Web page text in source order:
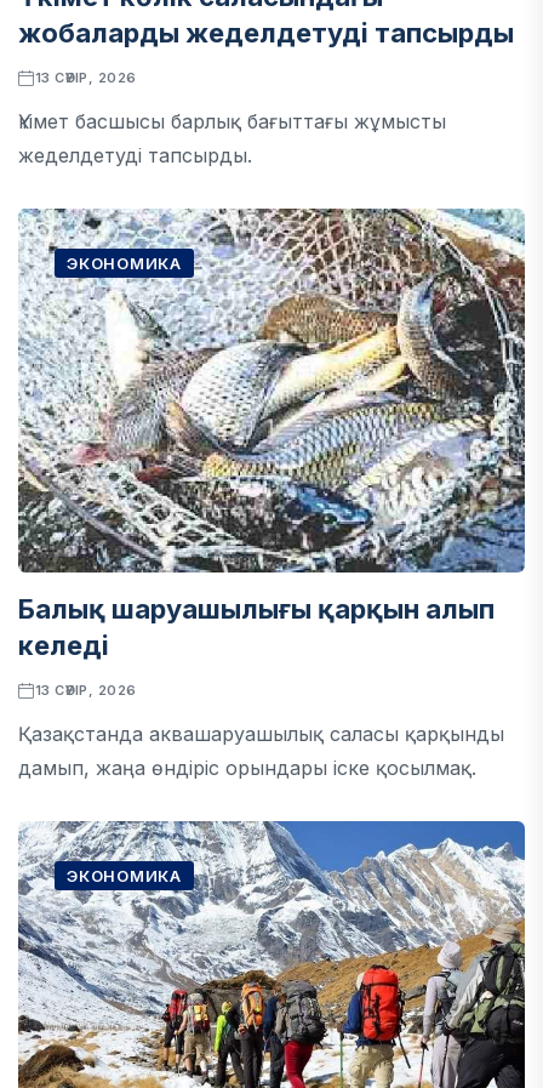
жобаларды жеделдетуді тапсырды
13 СӘУІР, 2026
Үкімет басшысы барлық бағыттағы жұмысты
жеделдетуді тапсырды.
ЭКОНОМИКА
Балық шаруашылығы қарқын алып
келеді
13 СӘУІР, 2026
Қазақстанда аквашаруашылық саласы қарқынды
дамып, жаңа өндіріс орындары іске қосылмақ.
ЭКОНОМИКА